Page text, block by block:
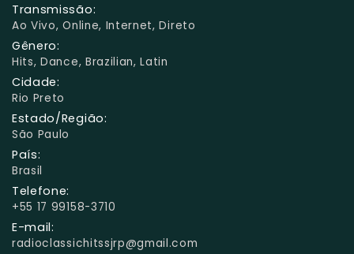
Transmissão:
Ao Vivo, Online, Internet, Direto
Gênero:
Hits, Dance, Brazilian, Latin
Cidade:
Rio Preto
Estado/Região:
São Paulo
País:
Brasil
Telefone:
+55 17 99158-3710
E-mail:
radioclassichitssjrp@gmail.com